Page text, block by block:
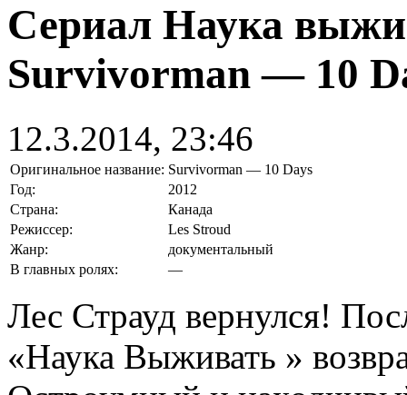
Сериал Наука
Survivorman — 10
12.3.2014, 23:46
Оригинальное название: Survivorman — 10 Days
Год:
2012
Страна:
Канада
Режиссер:
Les Stroud
Жанр:
документальный
В главных ролях:
—
Лес Страуд вернулся!
«Наука Выживать »